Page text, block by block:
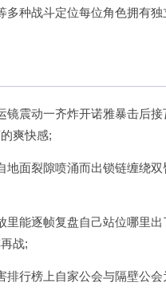
种战斗定位每位角色拥有
震动一齐炸开诺雅暴击后
爽快感;
面裂隙喷涌而出锁链缠绕
能逐帧复盘自己站位哪里
战;
行榜上自家公会与隔壁公